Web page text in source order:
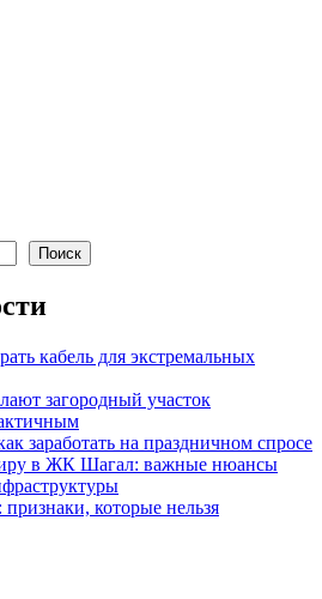
Поиск
кабель для экстремальных
загородный участок
заработать на праздничном спросе
в ЖК Шагал: важные нюансы
признаки, которые нельзя